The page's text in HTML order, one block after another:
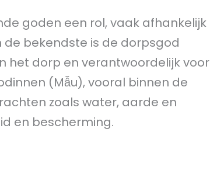
goden een rol, vaak afhankelijk
bekendste is de dorpsgod
het dorp en verantwoordelijk voor
(Mẫu), vooral binnen de
zoals water, aarde en
en bescherming.